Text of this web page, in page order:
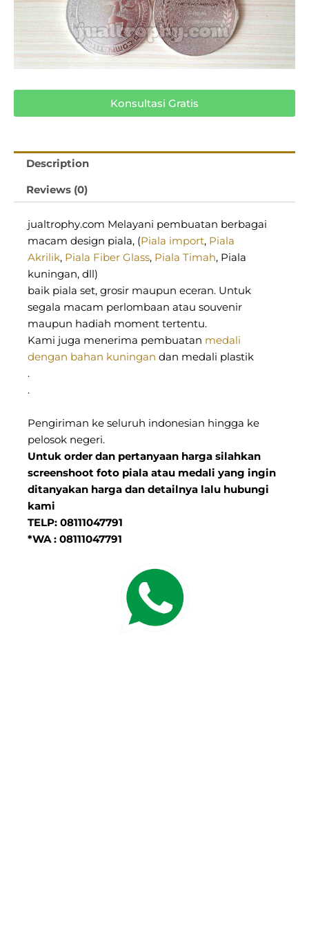
Konsultasi Gratis
Description
Reviews (0)
jualtrophy.com Melayani pembuatan berbagai
macam design piala, (Piala import, Piala
Akrilik, Piala Fiber Glass, Piala Timah, Piala
kuningan, dll)
baik piala set, grosir maupun eceran. Untuk
segala macam perlombaan atau souvenir
maupun hadiah moment tertentu.
Kami juga menerima pembuatan medali
dengan bahan kuningan dan medali plastik
.
.
Pengiriman ke seluruh indonesian hingga ke
pelosok negeri.
Untuk order dan pertanyaan harga silahkan
screenshoot foto piala atau medali yang ingin
ditanyakan harga dan detailnya lalu hubungi
kami
TELP: 08111047791
*WA : 08111047791